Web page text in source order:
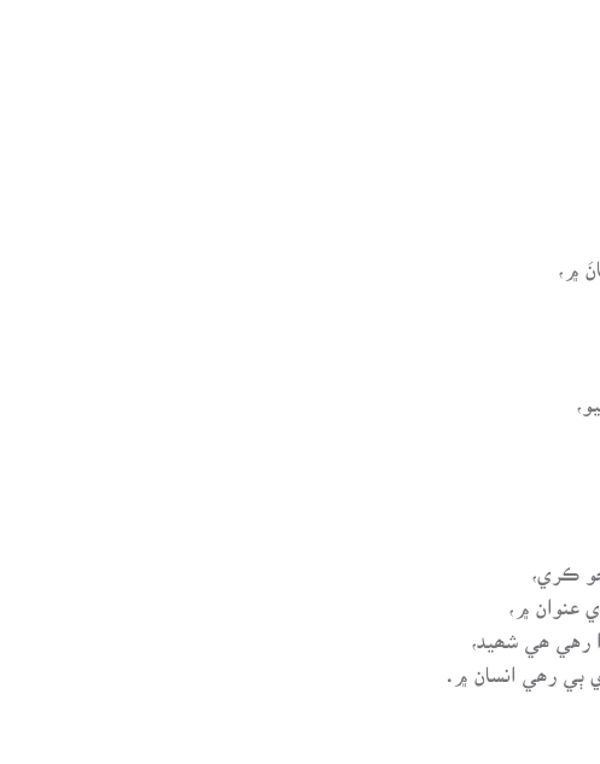
۾،
ڪري،
عنوان ۾،
رهي ھي شھيد،
ٻي رھي انسان ۾.